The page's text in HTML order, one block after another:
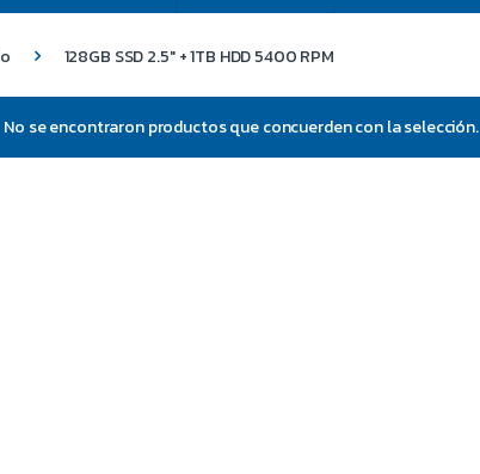
128GB SSD 2.5" + 1TB HDD 5400 RPM
No se encontraron productos que concuerden con la selección.